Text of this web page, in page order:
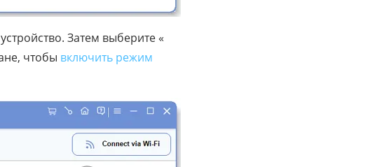
Затем выберите «
чтобы включить режим